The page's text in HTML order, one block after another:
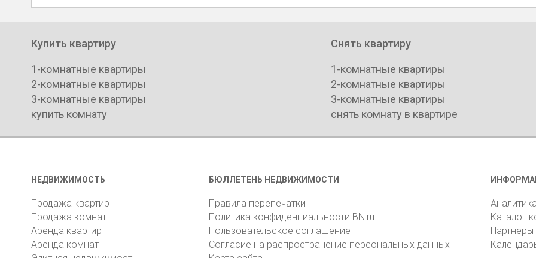
Купить квартиру
1-комнатные квартиры
2-комнатные квартиры
3-комнатные квартиры
купить комнату
Снять квартиру
1-комнатные квартиры
2-комнатные квартиры
3-комнатные квартиры
снять комнату в квартире
НЕДВИЖИМОСТЬ
Продажа квартир
Продажа комнат
Аренда квартир
Аренда комнат
БЮЛЛЕТЕНЬ НЕДВИЖИМОСТИ
Правила перепечатки
Политика конфиденциальности BN.ru
Пользовательское соглашение
Согласие на распространение персональных данных
Каталог
Партнеры